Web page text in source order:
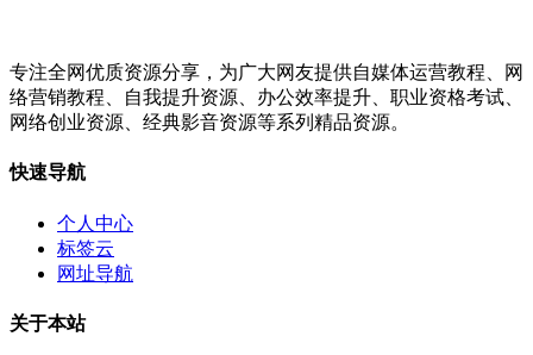
专注全网优质资源分享，为广大网友提供自媒体运营教程、网
络营销教程、自我提升资源、办公效率提升、职业资格考试、
网络创业资源、经典影音资源等系列精品资源。
快速导航
个人中心
标签云
网址导航
关于本站